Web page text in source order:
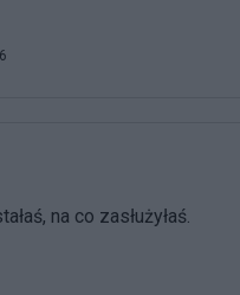
na co zasłużyłaś.